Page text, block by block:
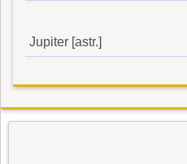
Jupiter [astr.]